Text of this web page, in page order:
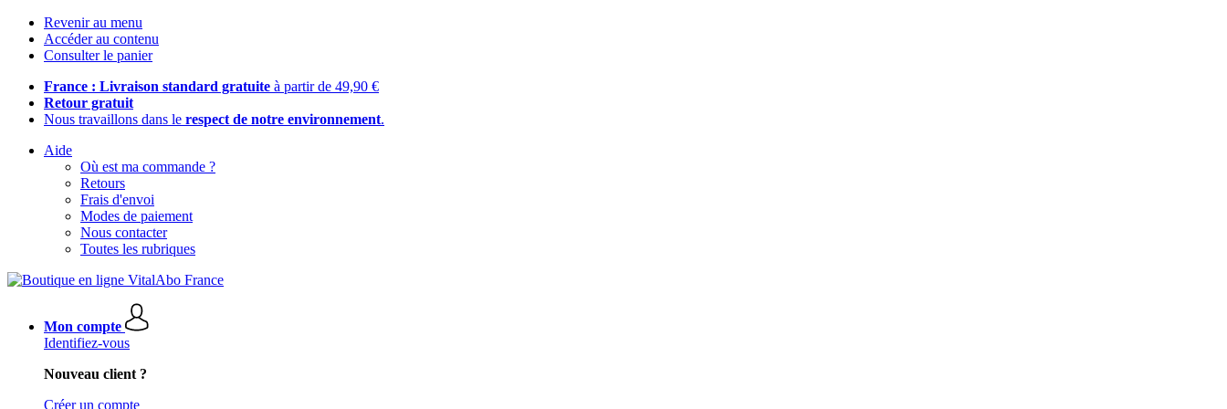
Revenir au menu
Accéder au contenu
Consulter le panier
France : Livraison standard gratuite à partir de 49,90 €
Retour gratuit
Nous travaillons dans le respect de notre environnement.
Aide
Où est ma commande ?
Retours
Frais d'envoi
Modes de paiement
Nous contacter
Toutes les rubriques
Mon compte
Identifiez-vous
Nouveau client ?
Créer un compte